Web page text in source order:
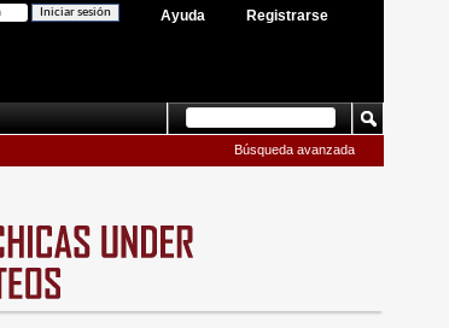
Registrarse
Ayuda
Búsqueda avanzada